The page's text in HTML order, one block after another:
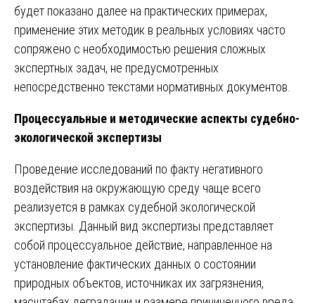
будет показано далее на практических примерах,
применение этих методик в реальных условиях часто
сопряжено с необходимостью решения сложных
экспертных задач, не предусмотренных
непосредственно текстами нормативных документов.
Процессуальные и методические аспекты судебно-
экологической экспертизы
Проведение исследований по факту негативного
воздействия на окружающую среду чаще всего
реализуется в рамках судебной экологической
экспертизы. Данный вид экспертизы представляет
собой процессуальное действие, направленное на
установление фактических данных о состоянии
природных объектов, источниках их загрязнения,